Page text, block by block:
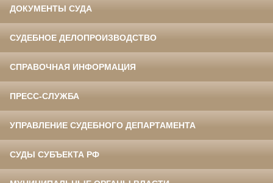
ДОКУМЕНТЫ СУДА
СУДЕБНОЕ ДЕЛОПРОИЗВОДСТВО
СПРАВОЧНАЯ ИНФОРМАЦИЯ
ПРЕСС-СЛУЖБА
УПРАВЛЕНИЕ СУДЕБНОГО ДЕПАРТАМЕНТА
СУДЫ СУБЪЕКТА РФ